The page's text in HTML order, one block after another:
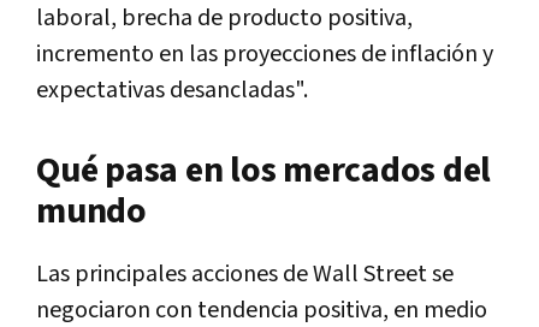
laboral, brecha de producto positiva,
incremento en las proyecciones de inflación y
expectativas desancladas".
Qué pasa en los mercados del
mundo
Las principales acciones de Wall Street se
negociaron con tendencia positiva, en medio